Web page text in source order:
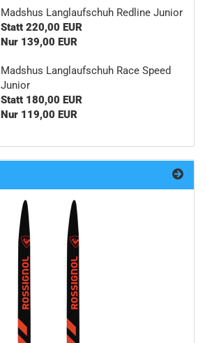
Madshus Langlaufschuh Redline Junior
Statt 220,00 EUR
Nur 139,00 EUR
Madshus Langlaufschuh Race Speed
Junior
Statt 180,00 EUR
Nur 119,00 EUR